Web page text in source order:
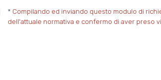
* Compilando ed inviando questo modulo di
dell'attuale normativa e confermo di aver preso